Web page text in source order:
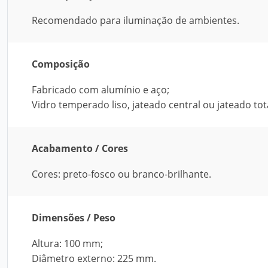
Recomendado para iluminação de ambientes.
Composição
Fabricado com alumínio e aço;
Vidro temperado liso, jateado central ou jateado
Acabamento / Cores
Cores: preto-fosco ou branco-brilhante.
Dimensões / Peso
Altura: 100 mm;
Diâmetro externo: 225 mm.